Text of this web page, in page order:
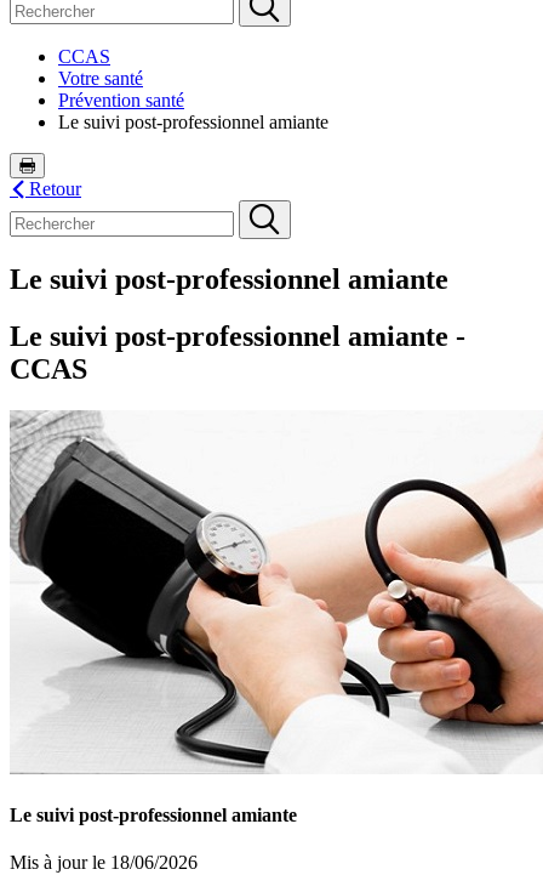
CCAS
Votre santé
Prévention santé
Le suivi post-professionnel amiante
Retour
Le suivi post-professionnel amiante
Le suivi post-professionnel amiante -
CCAS
Le suivi post-professionnel amiante
Mis à jour le 18/06/2026